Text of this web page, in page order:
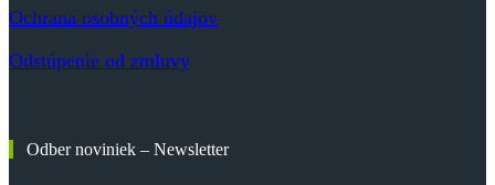
Ochrana osobných údajov
Odstúpenie od zmluvy
Odber noviniek – Newsletter